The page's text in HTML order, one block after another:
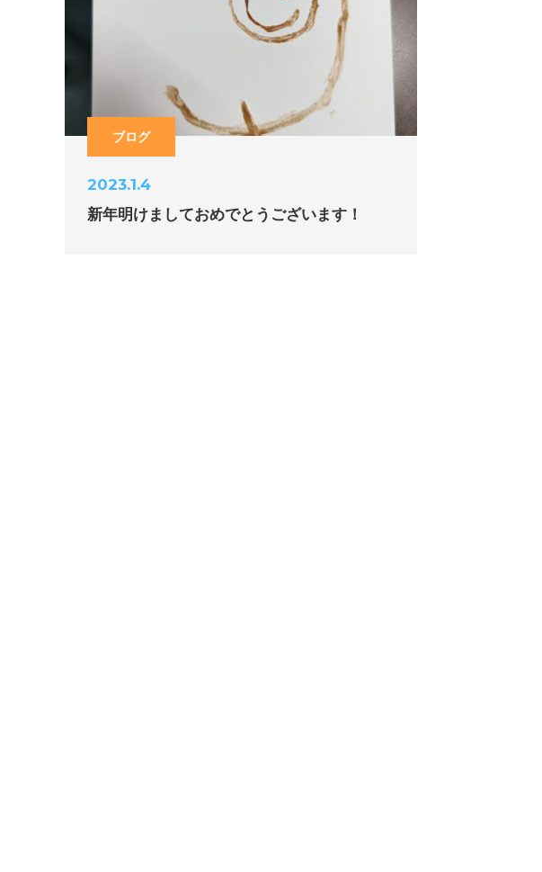
ブログ
2023.1.4
新年明けましておめでとうございます！